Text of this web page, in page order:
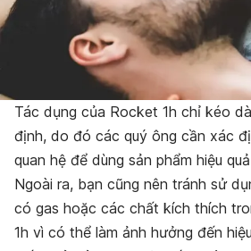
Tác dụng của Rocket 1h chỉ kéo
định, do đó các quý ông cần xác
quan hệ để dùng sản phẩm hiệu
Ngoài ra, bạn cũng nên tránh sử
có gas hoặc các chất kích thích
1h vì có thể làm ảnh hưởng đến